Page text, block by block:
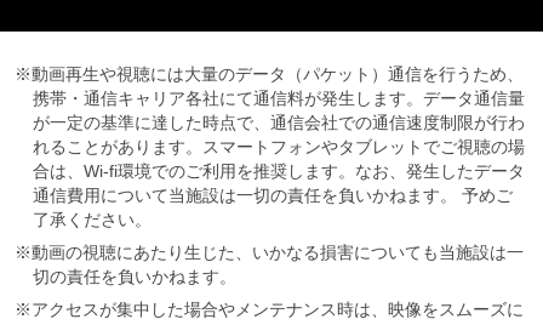
※動画再生や視聴には大量のデータ（パケット）通信を行うため、
携帯・通信キャリア各社にて通信料が発生します。データ通信量
が一定の基準に達した時点で、通信会社での通信速度制限が行わ
れることがあります。スマートフォンやタブレットでご視聴の場
合は、Wi-fi環境でのご利用を推奨します。なお、発生したデータ
通信費用について当施設は一切の責任を負いかねます。 予めご
了承ください。
※動画の視聴にあたり生じた、いかなる損害についても当施設は一
切の責任を負いかねます。
※アクセスが集中した場合やメンテナンス時は、映像をスムーズに